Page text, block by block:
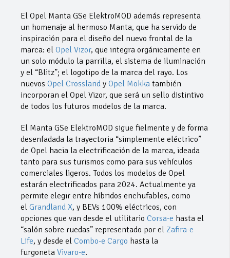
El Opel Manta GSe ElektroMOD además representa
un homenaje al hermoso Manta, que ha servido de
inspiración para el diseño del nuevo frontal de la
marca: el Opel Vizor, que integra orgánicamente en
un solo módulo la parrilla, el sistema de iluminación
y el “Blitz”; el logotipo de la marca del rayo. Los
nuevos Opel Crossland y Opel Mokka también
incorporan el Opel Vizor, que será un sello distintivo
de todos los futuros modelos de la marca.
El Manta GSe ElektroMOD sigue fielmente y de forma
desenfadada la trayectoria “simplemente eléctrico”
de Opel hacia la electrificación de la marca, ideada
tanto para sus turismos como para sus vehículos
comerciales ligeros. Todos los modelos de Opel
estarán electrificados para 2024. Actualmente ya
permite elegir entre híbridos enchufables, como
el Grandland X, y BEVs 100% eléctricos, con
opciones que van desde el utilitario Corsa-e hasta el
“salón sobre ruedas” representado por el Zafira-e
Life, y desde el Combo-e Cargo hasta la
furgoneta Vivaro-e.